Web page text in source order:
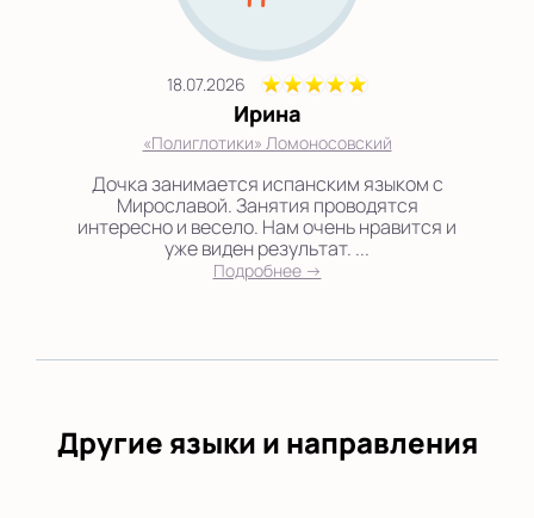
18.07.2026
Ирина
«Полиглотики» Ломоносовский
Дочка занимается испанским языком с
Мирославой. Занятия проводятся
интересно и весело. Нам очень нравится и
уже виден результат. ...
Подробнее →
Другие языки и направления